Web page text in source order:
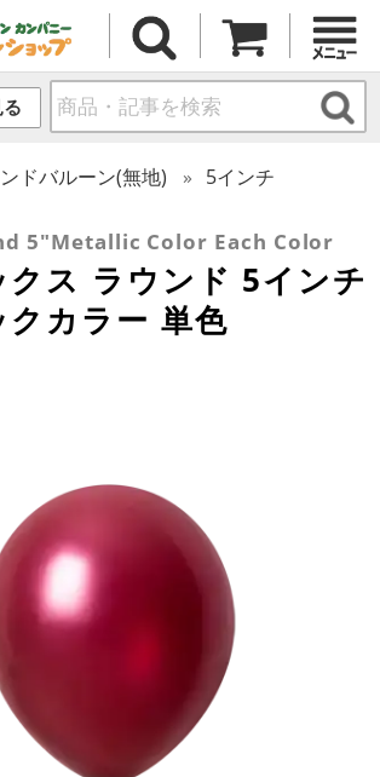
ドバルーン(無地)
5インチ
5"Metallic Color Each Color
クス ラウンド 5インチ
クカラー 単色